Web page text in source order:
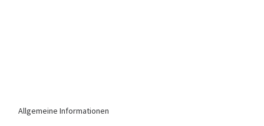
Allgemeine Informationen